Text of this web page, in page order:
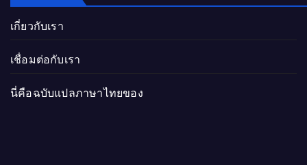
เกี่ยวกับเรา
เชื่อมต่อกับเรา
นี่คือฉบับแปลภาษาไทยของ